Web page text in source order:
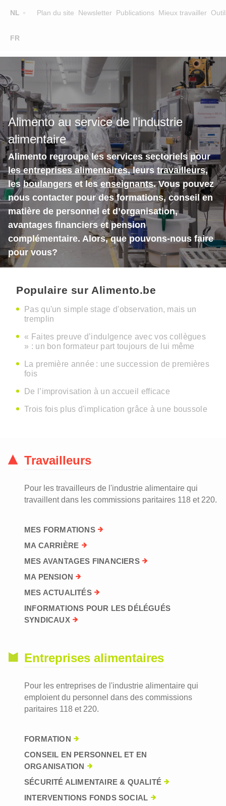
NL
FR
Plan du site Newsletter Publications Mieux travailler
Main
navigation
FORMATION
FORMATEURS
SUR ALIMENTO
EQUIPE
CONTACT
CHERCHER UNE FORMATION
Alimento au service de l'industrie
alimentaire
Alimento regroupe les services sectoriels pour
les entreprises alimentaires, leurstravailleurs,
les boulangers et lesenseignants. Vous pouvez
nous contacter pour des formations, conseil en
matière de personnel et d’organisation,
avantages financiers et pension
complémentaire. Alors, que pouvons-nous faire
pour vous?
Populaire sur Alimento.be
Pas qu'un simple stage d'observation, mais un
tremplin
« Faites preuve d’indulgence avec vos collègues
» : un bon formateur part toujours de lui même
La première année : une succession de premières
fois
De l’improvisation à un accueil efficace
Trois fois plus d'implication grâce à une boussole
Travailleurs
Pour les travailleurs de l'industrie alimentaire qui
travaillent dans les commissions paritaires 118 et 220.
MES FORMATIONS
MA CARRIÈRE
MES AVANTAGES FINANCIERS
MA PENSION
MES ACTUALITÉS
INFORMATIONS POUR LES DÉLÉGUÉS
SYNDICAUX
Entreprises alimentaires
Pour les entreprises de l'industrie alimentaire qui
emploient du personnel dans des commissions
paritaires 118 et 220.
FORMATION
CONSEIL EN PERSONNEL ET EN
ORGANISATION
SÉCURITÉ ALIMENTAIRE & QUALITÉ
INTERVENTIONS FONDS SOCIAL